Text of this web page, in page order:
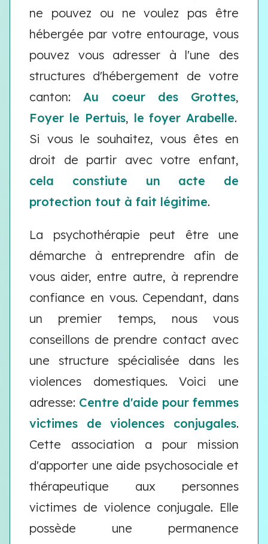
ne pouvez ou ne voulez pas être
hébergée par votre entourage, vous
pouvez vous adresser à l'une des
structures d'hébergement de votre
canton:Au coeur des Grottes,
Foyer le Pertuis, le foyer Arabelle.
Si vous le souhaitez, vous êtes en
droit de partir avec votre enfant,
cela constiute un acte de
protection tout à fait légitime.
La psychothérapie peut être une
démarche à entreprendre afin de
vous aider, entre autre, à reprendre
confiance en vous. Cependant, dans
un premier temps, nous vous
conseillons de prendre contact avec
une structure spécialisée dans les
violences domestiques. Voici une
adresse: Centre d'aide pour femmes
victimes de violences conjugales.
Cette association a pour mission
d'apporter une aide psychosociale et
thérapeutique aux personnes
victimes de violence conjugale. Elle
possède une permanence